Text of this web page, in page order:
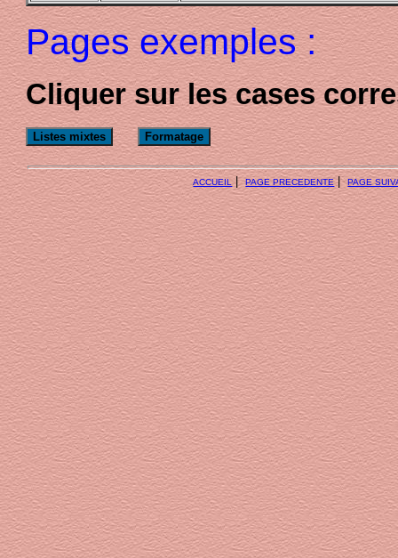
Pages exemples :
Cliquer sur les cases
ACCUEIL |PAGE PRECEDENTE|PAGE